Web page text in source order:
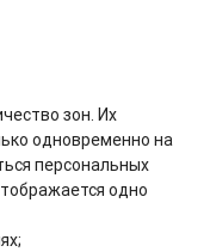
зон. Их
одновременно на
персональных
одно